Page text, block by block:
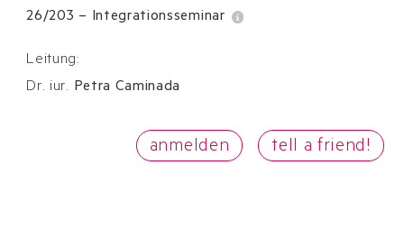
26/203 – Integrationsseminar
Leitung:
Dr. iur. Petra Caminada
anmelden tell a friend!